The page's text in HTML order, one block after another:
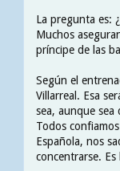
La pregunta es:
Muchos
príncipe de las
Según el
Villarreal. Esa
sea, aunque
Todos
Española, nos
concentrarse. Es